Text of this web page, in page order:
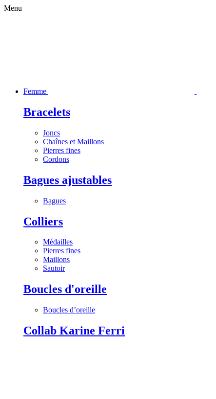
Menu
Femme
Bracelets
Joncs
Chaînes et Maillons
Pierres fines
Cordons
Bagues ajustables
Bagues
Colliers
Médailles
Pierres fines
Maillons
Sautoir
Boucles d'oreille
Boucles d’oreille
Collab Karine Ferri